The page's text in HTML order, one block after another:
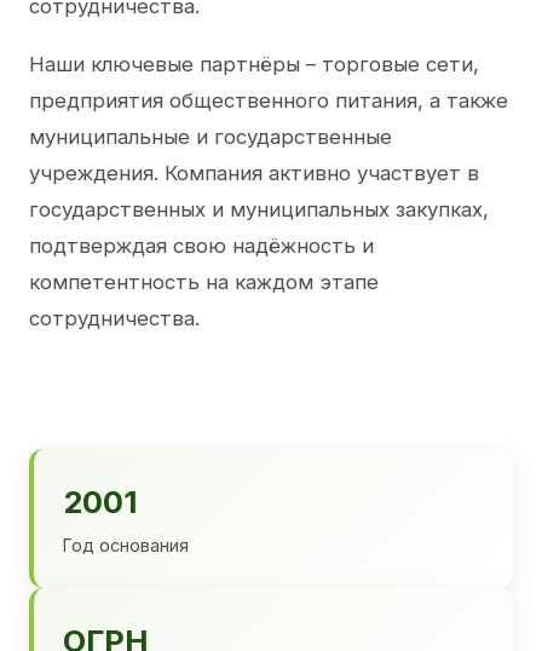
сотрудничества.
Наши ключевые партнёры – торговые сети,
предприятия общественного питания, а также
муниципальные и государственные
учреждения. Компания активно участвует в
государственных и муниципальных закупках,
подтверждая свою надёжность и
компетентность на каждом этапе
сотрудничества.
2001
Год основания
ОГРН